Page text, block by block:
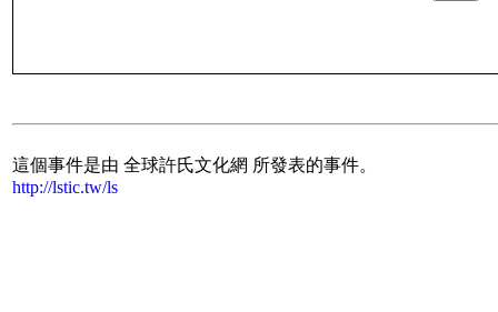
這個事件是由 全球許氏文化網 所發表的事件。
http://lstic.tw/ls